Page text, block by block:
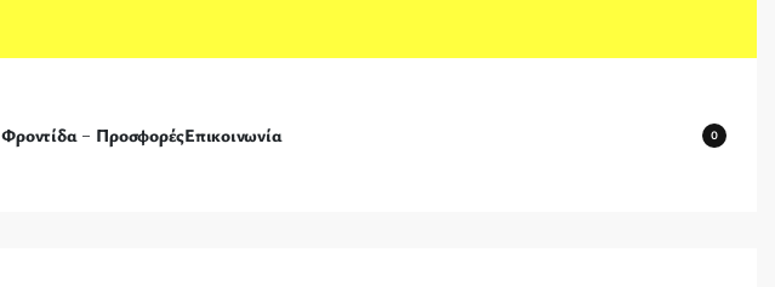
Φροντίδα ΠροσφορέςΕπικοινωνία 0